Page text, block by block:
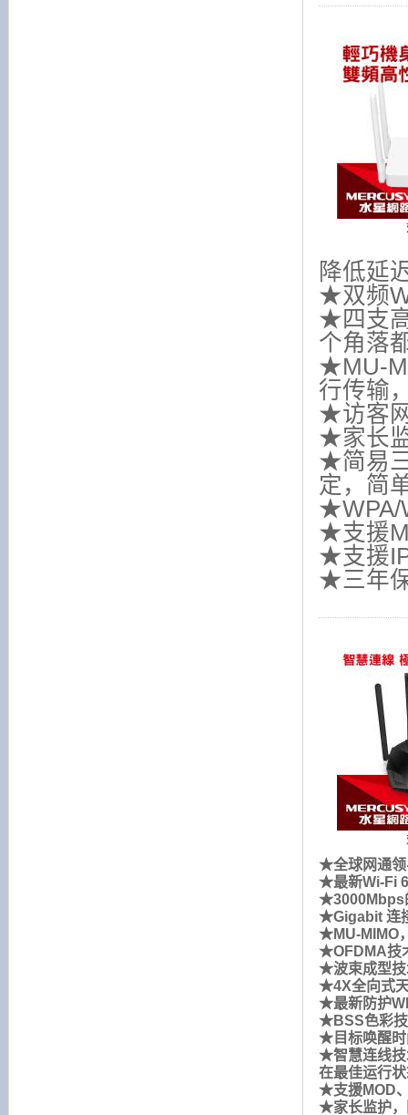
降低延
★双频
★四支
个角落
★MU-
行传输
★访客
★家长
★简易
定，简
★WPA/
★支援
★支援
★三年
★全球网通领
★最新Wi-Fi 6
★3000Mbps
★Gigabit 连
★MU-MIMO
★OFDMA技
★波束成型技
★4X全向式
★最新防护
★BSS色彩技
★目标唤醒时
★智慧连线技
在最佳运行
★支援MOD
★家长监护，